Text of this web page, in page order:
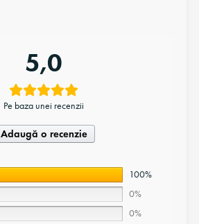
5,0
Pe baza unei recenzii
Adaugă o recenzie
100%
0%
0%